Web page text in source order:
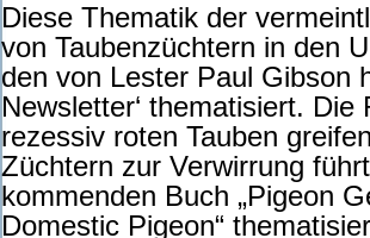
Diese Thematik der
von Taubenzüchtern in den
den von Lester Paul Gibson
Newsletter‘ thematisiert.
rezessiv roten Tauben
Züchtern zur Verwirrung
kommenden Buch „Pigeon
Domestic Pigeon“